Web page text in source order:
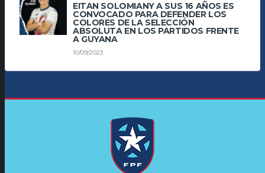
EITAN SOLOMIANY A SUS 16 AÑOS ES
CONVOCADO PARA DEFENDER LOS
COLORES DE LA SELECCIÓN
ABSOLUTA EN LOS PARTIDOS FRENTE
A GUYANA
10/09/2023